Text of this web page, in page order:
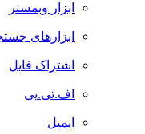
ابزار وبمستر
ابزارهای
اشتراک فایل
اف.تی.پی
ایمیل